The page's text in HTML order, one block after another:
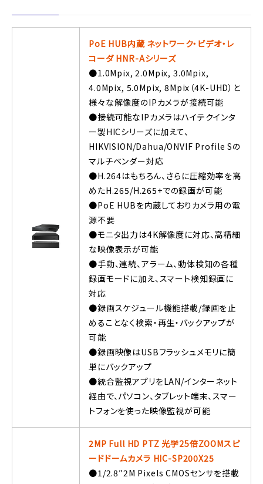
PoE HUB内蔵 ネットワーク・ビデオ・レ
コーダ HNR-Aシリーズ
●1.0Mpix, 2.0Mpix, 3.0Mpix,
4.0Mpix, 5.0Mpix, 8Mpix（4K-UHD）と
様々な解像度のIPカメラが接続可能
●接続可能なIPカメラはハイテクインタ
ー製HICシリーズに加えて、
HIKVISION/Dahua/ONVIF Profile Sの
マルチベンダー対応
●H.264はもちろん、さらに圧縮効率を高
めたH.265/H.265+での録画が可能
●PoE HUBを内蔵しておりカメラ用の電
源不要
●モニタ出力は4K解像度に対応、高精細
な映像表示が可能
●手動、連続、アラーム、動体検知の各種
録画モードに加え、スマート検知録画に
対応
●録画スケジュール機能搭載/録画を止
めることなく検索・再生・バックアップが
可能
●録画映像はUSBフラッシュメモリに簡
単にバックアップ
●統合監視アプリをLAN/インターネット
経由で、パソコン、タブレット端末、スマー
トフォンを使った映像監視が可能
2MP Full HD PTZ 光学25倍ZOOMスピ
ードドームカメラ HIC-SP200X25
●1/2.8″2M Pixels CMOSセンサを搭載